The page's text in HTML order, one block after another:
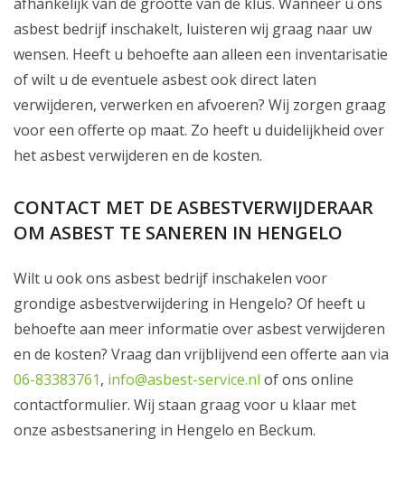
asbest bedrijf inschakelt, luisteren wij graag naar uw
wensen. Heeft u behoefte aan alleen een inventarisatie
of wilt u de eventuele asbest ook direct laten
verwijderen, verwerken en afvoeren? Wij zorgen graag
voor een offerte op maat. Zo heeft u duidelijkheid over
het asbest verwijderen en de kosten.
CONTACT MET DE ASBESTVERWIJDERAAR
OM ASBEST TE SANEREN IN HENGELO
Wilt u ook ons asbest bedrijf inschakelen voor
grondige asbestverwijdering in Hengelo? Of heeft u
behoefte aan meer informatie over asbest verwijderen
en de kosten? Vraag dan vrijblijvend een offerte aan via
06-83383761, info@asbest-service.nl of ons online
contactformulier. Wij staan graag voor u klaar met
onze asbestsanering in Hengelo en Beckum.